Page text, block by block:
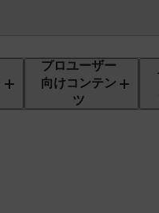
プロユーザー
向けコンテン
ツ